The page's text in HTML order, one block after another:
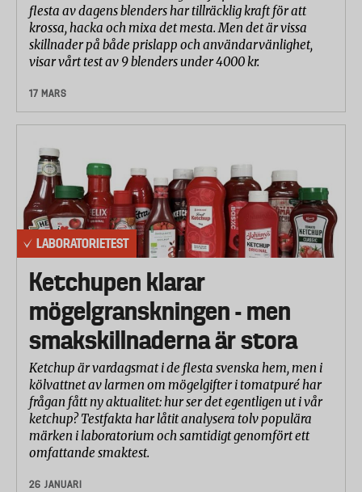
flesta av dagens blenders har tillräcklig kraft för att
krossa, hacka och mixa det mesta. Men det är vissa
skillnader på både prislapp och användarvänlighet,
visar vårt test av 9 blenders under 4000 kr.
17 MARS
LABORATORIETEST
Ketchupen klarar
mögelgranskningen - men
smakskillnaderna är stora
Ketchup är vardagsmat i de flesta svenska hem, men i
kölvattnet av larmen om mögelgifter i tomatpuré har
frågan fått ny aktualitet: hur ser det egentligen ut i vår
ketchup? Testfakta har låtit analysera tolv populära
märken i laboratorium och samtidigt genomfört ett
omfattande smaktest.
26 JANUARI